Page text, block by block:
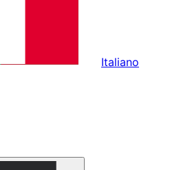
Italiano